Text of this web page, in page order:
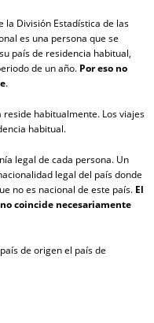
la División Estadística de las
es una persona que se
país de residencia habitual,
de un año. Por eso no
.
habitualmente. Los viajes
habitual.
legal de cada persona. Un
legal del país donde
no es nacional de este país. El
coincide necesariamente
de origen el país de